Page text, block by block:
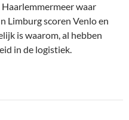
waar
Limburg scoren Venlo en
is waarom, al hebben
in de logistiek.